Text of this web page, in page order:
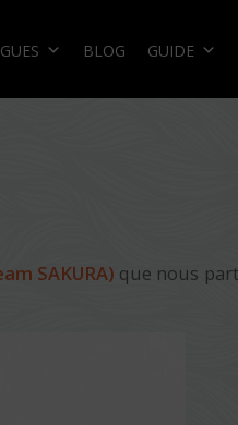
BLOG GUIDE
SAKURA) que nous